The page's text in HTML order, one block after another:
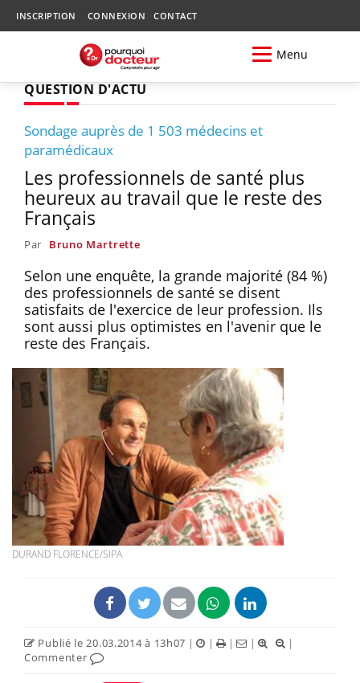
INSCRIPTION CONNEXION CONTACT
Menu
QUESTION D'ACTU
Sondage auprès de 1 503 médecins et
paramédicaux
Les professionnels de santé plus
heureux au travail que le reste des
Français
Par Bruno Martrette
Selon une enquête, la grande majorité (84 %)
des professionnels de santé se disent
satisfaits de l'exercice de leur profession. Ils
sont aussi plus optimistes en l'avenir que le
reste des Français.
DURAND FLORENCE/SIPA
Publié le 20.03.2014 à 13h07 | | | |
|
Commenter